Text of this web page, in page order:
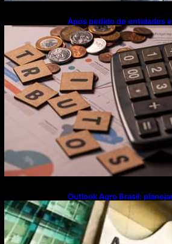
Após pedido de entidades
flexibiliza regras da
Outlook Agro Brasil:
pautam debates sobre